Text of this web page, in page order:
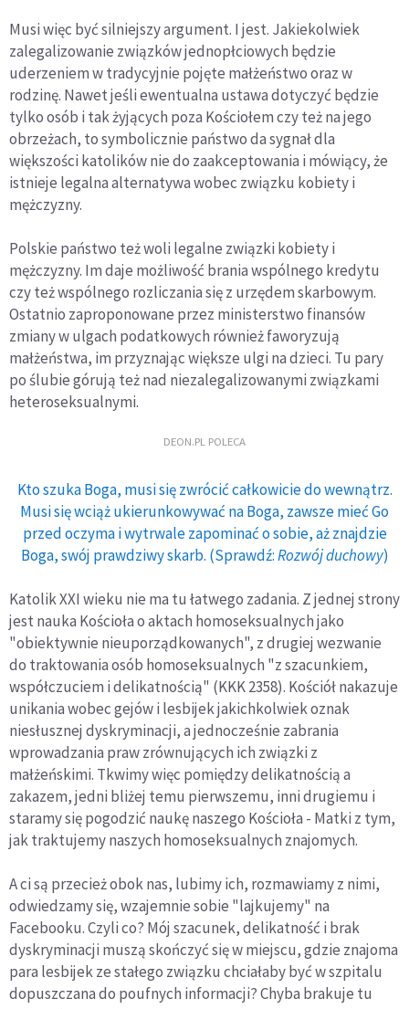
Musi więc być silniejszy argument. I jest. Jakiekolwiek
zalegalizowanie związków jednopłciowych będzie
uderzeniem w tradycyjnie pojęte małżeństwo oraz w
rodzinę. Nawet jeśli ewentualna ustawa dotyczyć będzie
tylko osób i tak żyjących poza Kościołem czy też na jego
obrzeżach, to symbolicznie państwo da sygnał dla
większości katolików nie do zaakceptowania i mówiący, że
istnieje legalna alternatywa wobec związku kobiety i
mężczyzny.
Polskie państwo też woli legalne związki kobiety i
mężczyzny. Im daje możliwość brania wspólnego kredytu
czy też wspólnego rozliczania się z urzędem skarbowym.
Ostatnio zaproponowane przez ministerstwo finansów
zmiany w ulgach podatkowych również faworyzują
małżeństwa, im przyznając większe ulgi na dzieci. Tu pary
po ślubie górują też nad niezalegalizowanymi związkami
heteroseksualnymi.
DEON.PL POLECA
Kto szuka Boga, musi się zwrócić całkowicie do wewnątrz.
Musi się wciąż ukierunkowywać na Boga, zawsze mieć Go
przed oczyma i wytrwale zapominać o sobie, aż znajdzie
Boga, swój prawdziwy skarb. (Sprawdź:Rozwój duchowy)
Katolik XXI wieku nie ma tu łatwego zadania. Z jednej strony
jest nauka Kościoła o aktach homoseksualnych jako
"obiektywnie nieuporządkowanych", z drugiej wezwanie
do traktowania osób homoseksualnych "z szacunkiem,
współczuciem i delikatnością" (KKK 2358). Kościół nakazuje
unikania wobec gejów i lesbijek jakichkolwiek oznak
niesłusznej dyskryminacji, a jednocześnie zabrania
wprowadzania praw zrównujących ich związki z
małżeńskimi. Tkwimy więc pomiędzy delikatnością a
zakazem, jedni bliżej temu pierwszemu, inni drugiemu i
staramy się pogodzić naukę naszego Kościoła - Matki z tym,
jak traktujemy naszych homoseksualnych znajomych.
A ci są przecież obok nas, lubimy ich, rozmawiamy z nimi,
odwiedzamy się, wzajemnie sobie "lajkujemy" na
Facebooku. Czyli co? Mój szacunek, delikatność i brak
dyskryminacji muszą skończyć się w miejscu, gdzie znajoma
para lesbijek ze stałego związku chciałaby być w szpitalu
dopuszczana do poufnych informacji? Chyba brakuje tu